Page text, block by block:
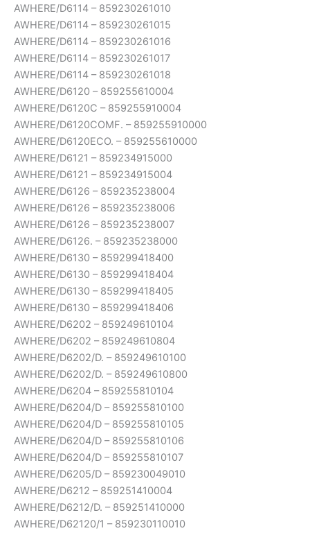
AWHERE/D6114 – 859230261010
AWHERE/D6114 – 859230261015
AWHERE/D6114 – 859230261016
AWHERE/D6114 – 859230261017
AWHERE/D6114 – 859230261018
AWHERE/D6120 – 859255610004
AWHERE/D6120C – 859255910004
AWHERE/D6120COMF. – 859255910000
AWHERE/D6120ECO. – 859255610000
AWHERE/D6121 – 859234915000
AWHERE/D6121 – 859234915004
AWHERE/D6126 – 859235238004
AWHERE/D6126 – 859235238006
AWHERE/D6126 – 859235238007
AWHERE/D6126. – 859235238000
AWHERE/D6130 – 859299418400
AWHERE/D6130 – 859299418404
AWHERE/D6130 – 859299418405
AWHERE/D6130 – 859299418406
AWHERE/D6202 – 859249610104
AWHERE/D6202 – 859249610804
AWHERE/D6202/D. – 859249610100
AWHERE/D6202/D. – 859249610800
AWHERE/D6204 – 859255810104
AWHERE/D6204/D – 859255810100
AWHERE/D6204/D – 859255810105
AWHERE/D6204/D – 859255810106
AWHERE/D6204/D – 859255810107
AWHERE/D6205/D – 859230049010
AWHERE/D6212 – 859251410004
AWHERE/D6212/D. – 859251410000
AWHERE/D62120/1 – 859230110010